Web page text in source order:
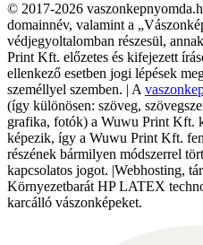
© 2017-2026
domainnév, valamint a
védjegyoltalomban részesül,
Print Kft. előzetes és kifejezett
ellenkező esetben jogi lépések
személlyel szemben. | A
(így különösen: szöveg,
grafika, fotók) a Wuwu Print Kft.
képezik, így a Wuwu Print Kft.
részének bármilyen módszerrel
kapcsolatos jogot. |Webhosting,
Környezetbarát HP LATEX
karcálló vászonképeket.